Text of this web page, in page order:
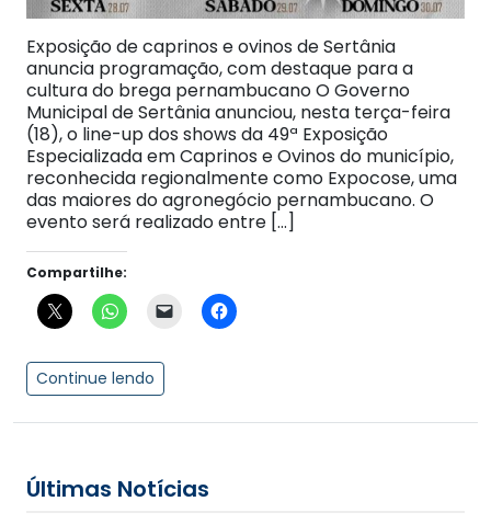
Exposição de caprinos e ovinos de Sertânia
anuncia programação, com destaque para a
cultura do brega pernambucano O Governo
Municipal de Sertânia anunciou, nesta terça-feira
(18), o line-up dos shows da 49ª Exposição
Especializada em Caprinos e Ovinos do município,
reconhecida regionalmente como Expocose, uma
das maiores do agronegócio pernambucano. O
evento será realizado entre […]
Compartilhe:
Continue lendo
Últimas Notícias